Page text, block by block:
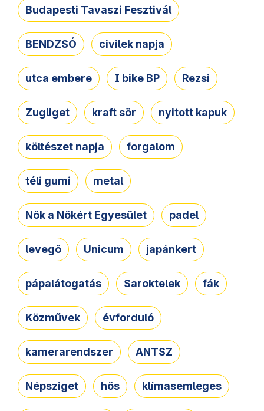
Budapesti Tavaszi Fesztivál
BENDZSÓ civilek napja
utca embere I bike BP Rezsi
Zugliget kraft sör nyitott kapuk
költészet napja forgalom
téli gumi metal
Nők a Nőkért Egyesület padel
levegő Unicum japánkert
pápalátogatás Saroktelek fák
Közművek évforduló
kamerarendszer ANTSZ
Népsziget hős klímasemleges